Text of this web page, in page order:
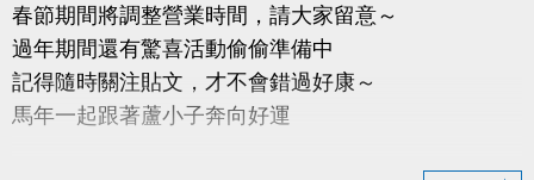
春節期間將調整營業時間，請大家留意～
過年期間還有驚喜活動偷偷準備中
記得隨時關注貼文，才不會錯過好康～
馬年一起跟著蘆小子奔向好運